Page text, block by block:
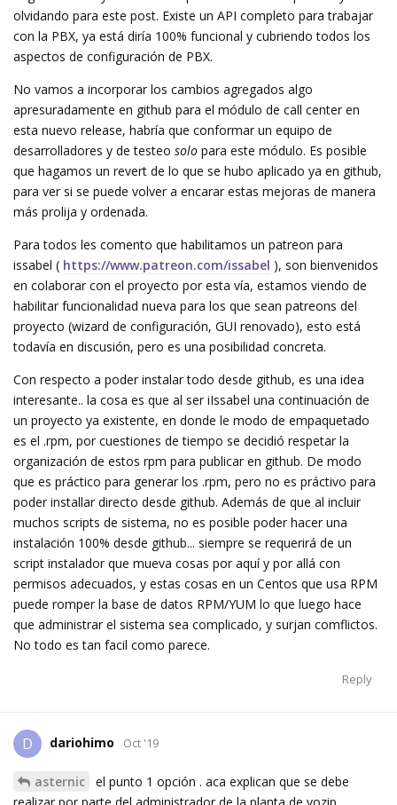
olvidando para este post. Existe un API completo para trabajar
con la PBX, ya está diría 100% funcional y cubriendo todos los
aspectos de configuración de PBX.
No vamos a incorporar los cambios agregados algo
apresuradamente en github para el módulo de call center en
esta nuevo release, habría que conformar un equipo de
desarrolladores y de testeo solo para este módulo. Es posible
que hagamos un revert de lo que se hubo aplicado ya en github,
para ver si se puede volver a encarar estas mejoras de manera
más prolija y ordenada.
Para todos les comento que habilitamos un patreon para
issabel ( https://www.patreon.com/issabel ), son bienvenidos
en colaborar con el proyecto por esta vía, estamos viendo de
habilitar funcionalidad nueva para los que sean patreons del
proyecto (wizard de configuración, GUI renovado), esto está
todavía en discusión, pero es una posibilidad concreta.
Con respecto a poder instalar todo desde github, es una idea
interesante.. la cosa es que al ser iIssabel una continuación de
un proyecto ya existente, en donde le modo de empaquetado
es el .rpm, por cuestiones de tiempo se decidió respetar la
organización de estos rpm para publicar en github. De modo
que es práctico para generar los .rpm, pero no es práctivo para
poder installar directo desde github. Además de que al incluir
muchos scripts de sistema, no es posible poder hacer una
instalación 100% desde github... siempre se requerirá de un
script instalador que mueva cosas por aquí y por allá con
permisos adecuados, y estas cosas en un Centos que usa RPM
puede romper la base de datos RPM/YUM lo que luego hace
que administrar el sistema sea complicado, y surjan comflictos.
No todo es tan facil como parece.
Reply
D dariohimo Oct '19
asternic
el punto 1 opción . aca explican que se debe